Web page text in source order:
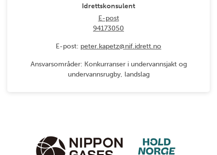
Idrettskonsulent
E-post
94173050
E-post: peter.kapetz@nif.idrett.no
Ansvarsområder: Konkurranser i undervannsjakt og
undervannsrugby, landslag